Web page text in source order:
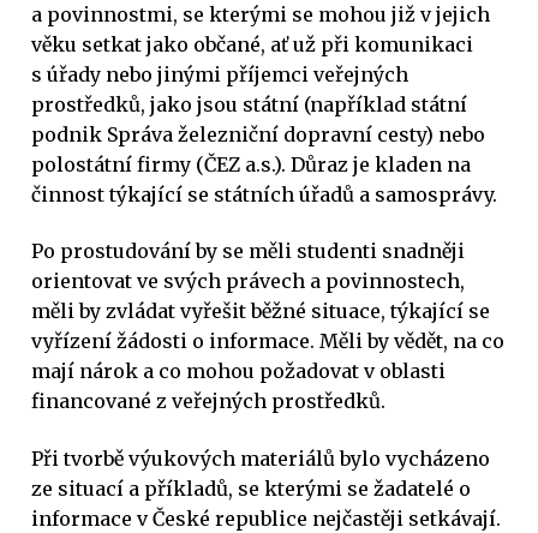
a povinnostmi, se kterými se mohou již v jejich
věku setkat jako občané, ať už při komunikaci
s úřady nebo jinými příjemci veřejných
prostředků, jako jsou státní (například státní
podnik Správa železniční dopravní cesty) nebo
polostátní firmy (ČEZ a.s.). Důraz je kladen na
činnost týkající se státních úřadů a samosprávy.
Po prostudování by se měli studenti snadněji
orientovat ve svých právech a povinnostech,
měli by zvládat vyřešit běžné situace, týkající se
vyřízení žádosti o informace. Měli by vědět, na co
mají nárok a co mohou požadovat v oblasti
financované z veřejných prostředků.
Při tvorbě výukových materiálů bylo vycházeno
ze situací a příkladů, se kterými se žadatelé o
informace v České republice nejčastěji setkávají.